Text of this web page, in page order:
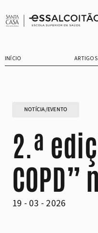
para
INÍCIO ARTIGOS
NOTÍCIA/EVENTO
2.ª
19 - 03 - 2026